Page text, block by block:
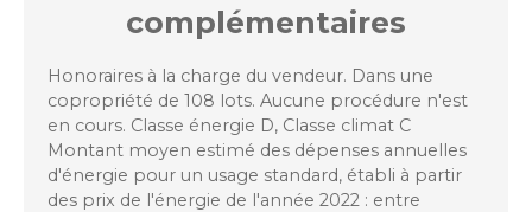
complémentaires
Honoraires à la charge du vendeur. Dans une
copropriété de 108 lots. Aucune procédure n'est
en cours. Classe énergie D, Classe climat C
Montant moyen estimé des dépenses annuelles
d'énergie pour un usage standard, établi à partir
des prix de l'énergie de l'année 2022 : entre